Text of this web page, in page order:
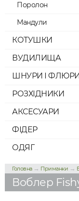
Поролон
Мандули
КОТУШКИ
ВУДИЛИЩА
ШНУРИ І
РОЗХІДНИКИ
АКСЕСУАРИ
ФІДЕР
ОДЯГ
Головна→ Приманки →
Воблер